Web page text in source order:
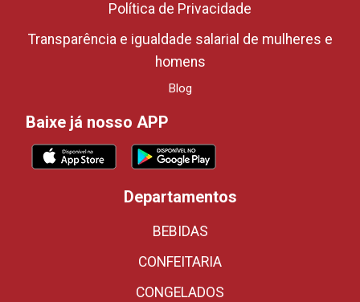
Política de Privacidade
Transparência e igualdade salarial de mulheres e
homens
Blog
Baixe já nosso APP
Departamentos
BEBIDAS
CONFEITARIA
CONGELADOS